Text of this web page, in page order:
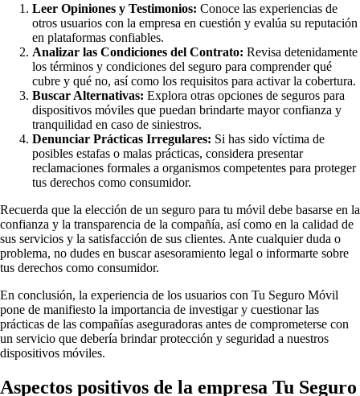
Leer Opiniones y Testimonios: Conoce las experiencias de
otros usuarios con la empresa en cuestión y evalúa su reputación
en plataformas confiables.
Analizar las Condiciones del Contrato: Revisa detenidamente
los términos y condiciones del seguro para comprender qué
cubre y qué no, así como los requisitos para activar la cobertura.
Buscar Alternativas: Explora otras opciones de seguros para
dispositivos móviles que puedan brindarte mayor confianza y
tranquilidad en caso de siniestros.
Denunciar Prácticas Irregulares: Si has sido víctima de
posibles estafas o malas prácticas, considera presentar
reclamaciones formales a organismos competentes para proteger
tus derechos como consumidor.
Recuerda que la elección de un seguro para tu móvil debe basarse en la
confianza y la transparencia de la compañía, así como en la calidad de
sus servicios y la satisfacción de sus clientes. Ante cualquier duda o
problema, no dudes en buscar asesoramiento legal o informarte sobre
tus derechos como consumidor.
En conclusión, la experiencia de los usuarios con Tu Seguro Móvil
pone de manifiesto la importancia de investigar y cuestionar las
prácticas de las compañías aseguradoras antes de comprometerse con
un servicio que debería brindar protección y seguridad a nuestros
dispositivos móviles.
Aspectos positivos de la empresa Tu Seguro